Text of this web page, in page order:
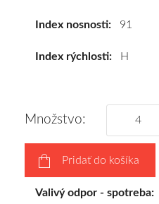
pneumatiky
na
a
pošleme
zadarmo.
Index nosnosti: 91
Index rýchlosti: H
Množstvo:
Pridať do košíka
Valivý odpor - spotreba: